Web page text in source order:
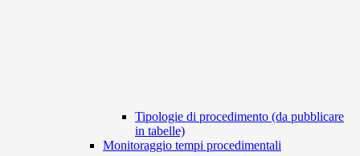
Tipologie di procedimento (da pubblicare
in tabelle)
Monitoraggio tempi procedimentali